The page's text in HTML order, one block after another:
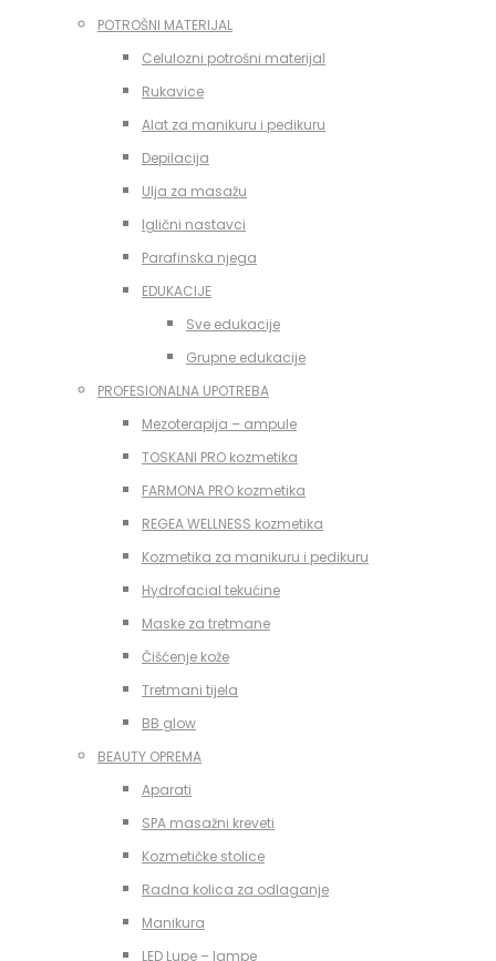
POTROŠNI MATERIJAL
Celulozni potrošni materijal
Rukavice
Alat za manikuru i pedikuru
Depilacija
Ulja za masažu
Iglični nastavci
Parafinska njega
EDUKACIJE
Sve edukacije
Grupne edukacije
PROFESIONALNA UPOTREBA
Mezoterapija – ampule
TOSKANI PRO kozmetika
FARMONA PRO kozmetika
REGEA WELLNESS kozmetika
Kozmetika za manikuru i pedikuru
Hydrofacial tekućine
Maske za tretmane
Čišćenje kože
Tretmani tijela
BB glow
BEAUTY OPREMA
Aparati
SPA masažni kreveti
Kozmetičke stolice
Radna kolica za odlaganje
Manikura
LED Lupe – lampe